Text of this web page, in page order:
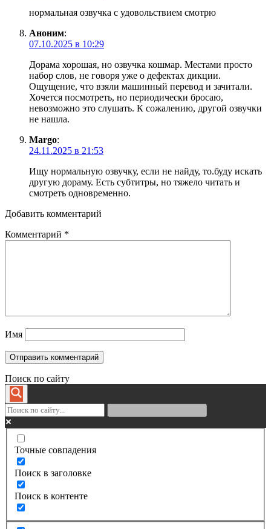
нормальная озвучка с удовольствием смотрю
Аноним:
07.10.2025 в 10:29
Дорама хорошая, но озвучка кошмар. Местами просто
набор слов, не говоря уже о дефектах дикции.
Ощущение, что взяли машинный перевод и зачитали.
Хочется посмотреть, но периодически бросаю,
невозможно это слушать. К сожалению, другой озвучки
не нашла.
Margo:
24.11.2025 в 21:53
Ищу нормальную озвучку, если не найду, то.буду искать
другую дораму. Есть субтитры, но тяжело читать и
смотреть одновременно.
Добавить комментарий
Комментарий *
Имя
Поиск по сайту
Точные совпадения
Поиск в заголовке
Поиск в контенте